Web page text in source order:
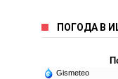
ПОГОДА В
Gismeteo